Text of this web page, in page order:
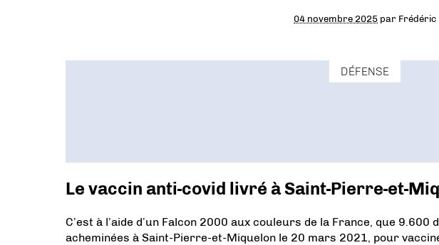
04 novembre 2025 par
DÉFENSE
Le vaccin anti-covid livré à Saint-Pierre-et-
C’est à l’aide d’un Falcon 2000 aux couleurs de la France, que 9.600
acheminées à Saint-Pierre-et-Miquelon le 20 mars 2021, pour